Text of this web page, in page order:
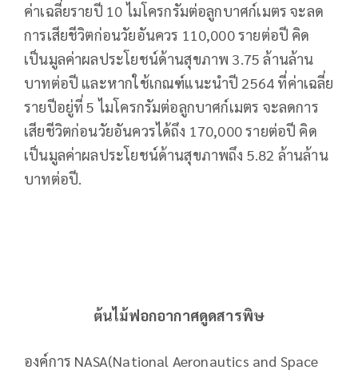
ค่าเฉลี่ยรายปี 10 ไมโครกรัมต่อลูกบาศก์เมตร จะลด
การเสียชีวิตก่อนวัยอันควร 110,000 รายต่อปี คิด
เป็นมูลค่าผลประโยชน์ด้านสุขภาพ 3.75 ล้านล้าน
บาทต่อปี และหากใช้เกณฑ์แนะนำปี 2564 ที่ค่าเฉลี่ย
รายปีอยู่ที่ 5 ไมโครกรัมต่อลูกบาศก์เมตร จะลดการ
เสียชีวิตก่อนวัยอันควรได้ถึง 170,000 รายต่อปี คิด
เป็นมูลค่าผลประโยชน์ด้านสุขภาพถึง 5.82 ล้านล้าน
บาทต่อปี.
ต้นไม้ฟอกอากาศดูดสารพิษ
องค์การ NASA(National Aeronautics and Space